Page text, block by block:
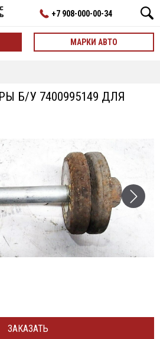
+7 908-000-00-34
МАРКИ АВТО
Б/У 7400995149 ДЛЯ
ЗАКАЗАТЬ